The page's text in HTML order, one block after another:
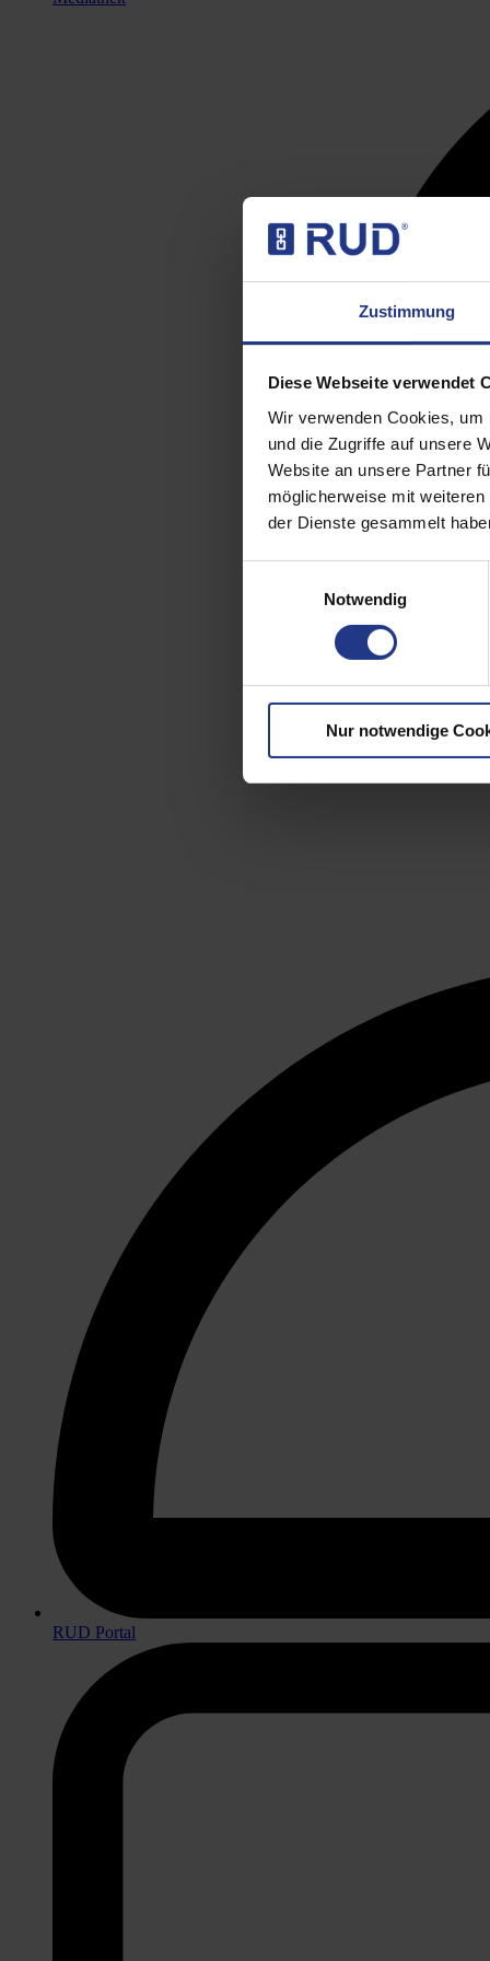
Zustimmung
Diese Webseite verwendet
Wir verwenden Cookies,
und die Zugriffe auf unsere
Website an unsere Partner
möglicherweise mit
der Dienste gesammelt
Notwendig
Nur notwendige
RUD Portal